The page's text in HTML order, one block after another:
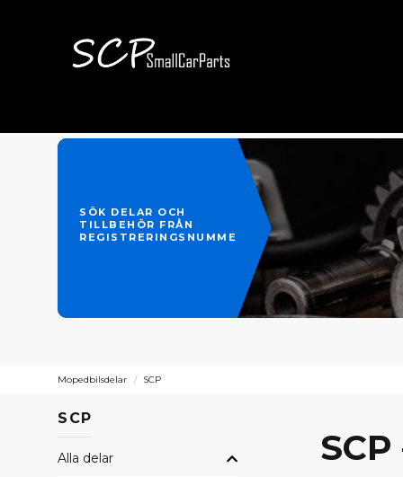
SÖK DELAR OCH
TILLBEHÖR FRÅN
REGISTRERINGSNUMMER
Mopedbilsdelar SCP
SCP
Alla delar